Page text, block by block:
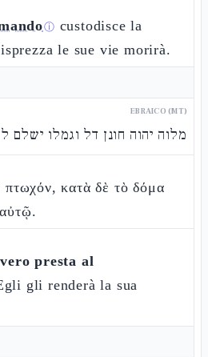
ⓘ custodisce la
le sue vie morirà.
EBRAICO (MT)
מלוה יהוה חונן דל וגמלו ישלם
πτωχόν, κατὰ δὲ τὸ δόμα
presta al
gli renderà la sua